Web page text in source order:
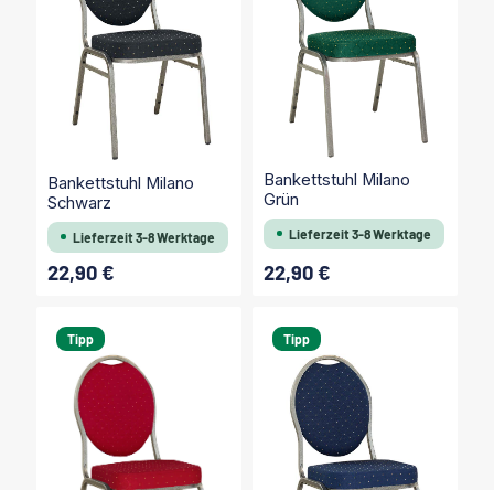
Bankettstuhl Milano
Schwarz
Lieferzeit 3-8 Werktage
Regulärer Preis:
22,90 €
Bankettstuhl Milano
Grün
Lieferzeit 3-8 Werktage
Regulärer Preis:
22,90 €
Tipp Tipp